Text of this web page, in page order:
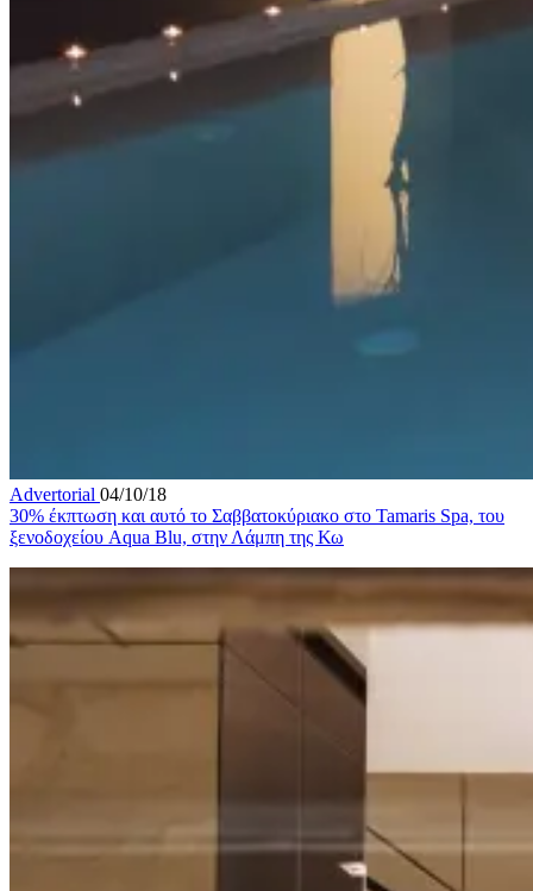
Advertorial 04/10/18
30% έκπτωση και αυτό το Σαββατοκύριακο στο Tamaris Spa, του
ξενοδοχείου Aqua Blu, στην Λάμπη της Κω